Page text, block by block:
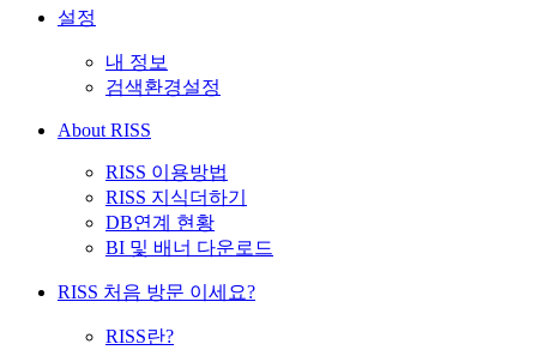
설정
내 정보
검색환경설정
About RISS
RISS 이용방법
RISS 지식더하기
DB연계 현황
BI 및 배너 다운로드
RISS 처음 방문 이세요?
RISS란?